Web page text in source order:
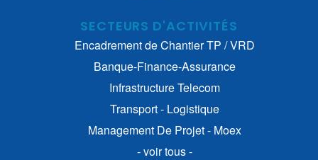
SECTEURS D'ACTIVITÉS
Encadrement de Chantier TP / VRD
Banque-Finance-Assurance
Infrastructure Telecom
Transport - Logistique
Management De Projet - Moex
- voir tous -